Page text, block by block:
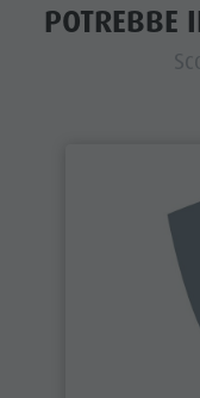
POTREBBE